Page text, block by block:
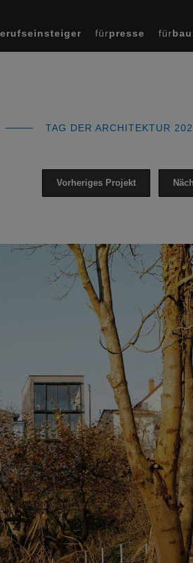
fürpresse für
TAG DER ARCHITEKTUR
Vorheriges Projekt